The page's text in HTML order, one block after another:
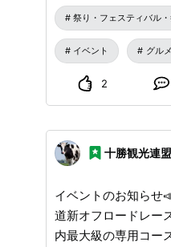
食コーナーもあり、
す。ガリガリ君早食
り、にぎやかな夏のひ
時】 2026年8月8日
駅きよかわ 芝生広
【駐車場】あり ■お問合せ先 清川振興協議会 TEL：
0974-27-4686
祭り・フェスティバル
イベント グルメ
2
十勝観光連盟
イベントのお知らせ📣 ８/２(日)陸別町にて「第４
道新オフロードレース」
内最大級の専用コー